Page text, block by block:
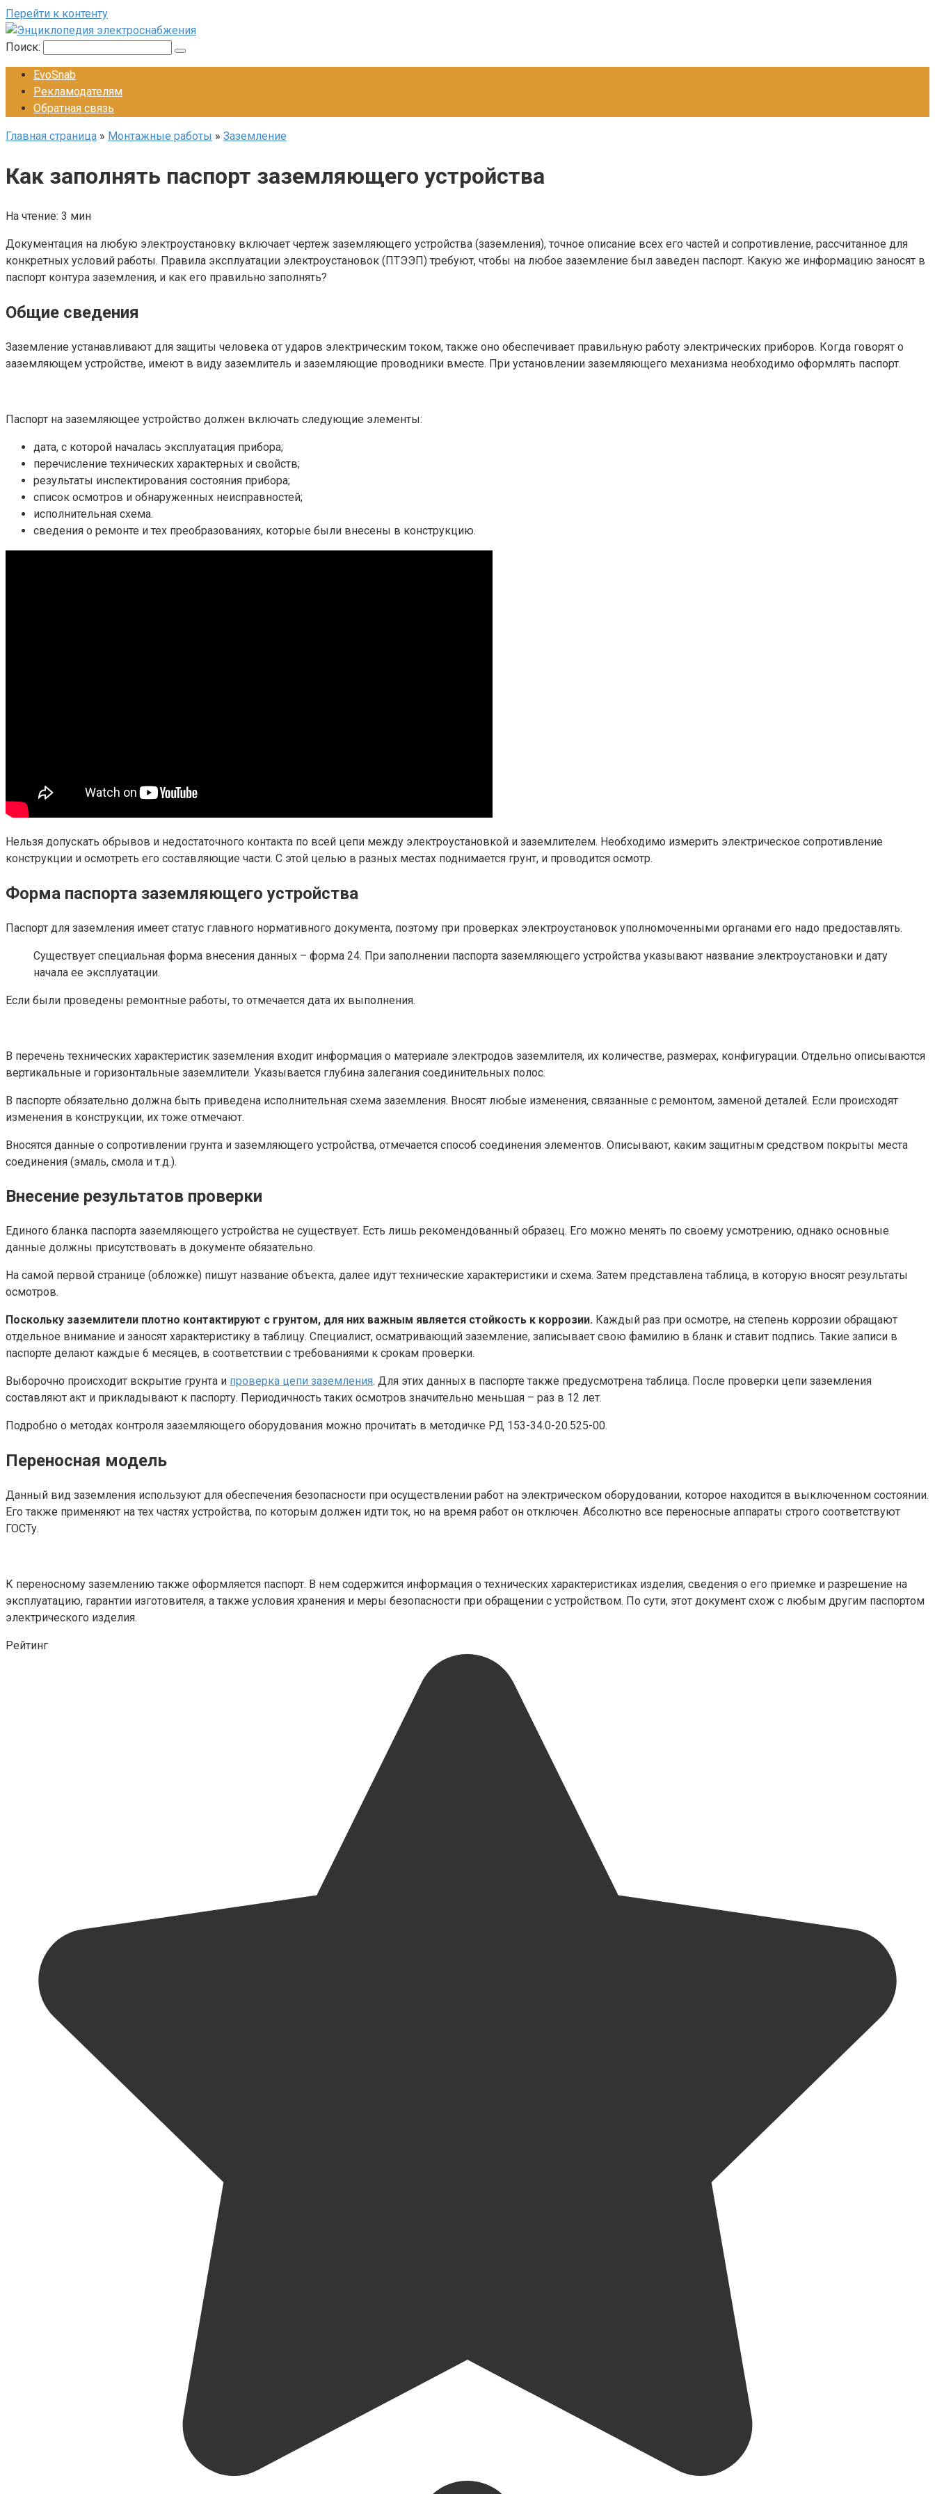
Перейти к контенту
Поиск:
EvoSnab
Рекламодателям
Обратная связь
Главная страница » Монтажные работы » Заземление
Как заполнять паспорт заземляющего устройства
На чтение: 3 мин
Документация на любую электроустановку включает чертеж заземляющего устройства (заземления), точное описание всех его частей и сопротивление, рассчитанное для
конкретных условий работы. Правила эксплуатации электроустановок (ПТЭЭП) требуют, чтобы на любое заземление был заведен паспорт. Какую же информацию заносят в
паспорт контура заземления, и как его правильно заполнять?
Общие сведения
Заземление устанавливают для защиты человека от ударов электрическим током, также оно обеспечивает правильную работу электрических приборов. Когда говорят о
заземляющем устройстве, имеют в виду заземлитель и заземляющие проводники вместе. При установлении заземляющего механизма необходимо оформлять паспорт.
Паспорт на заземляющее устройство должен включать следующие элементы:
дата, с которой началась эксплуатация прибора;
перечисление технических характерных и свойств;
результаты инспектирования состояния прибора;
список осмотров и обнаруженных неисправностей;
исполнительная схема.
сведения о ремонте и тех преобразованиях, которые были внесены в конструкцию.
Нельзя допускать обрывов и недостаточного контакта по всей цепи между электроустановкой и заземлителем. Необходимо измерить электрическое сопротивление
конструкции и осмотреть его составляющие части. С этой целью в разных местах поднимается грунт, и проводится осмотр.
Форма паспорта заземляющего устройства
Паспорт для заземления имеет статус главного нормативного документа, поэтому при проверках электроустановок уполномоченными органами его надо предоставлять.
Существует специальная форма внесения данных – форма 24. При заполнении паспорта заземляющего устройства указывают название электроустановки и дату
начала ее эксплуатации.
Если были проведены ремонтные работы, то отмечается дата их выполнения.
В перечень технических характеристик заземления входит информация о материале электродов заземлителя, их количестве, размерах, конфигурации. Отдельно описываются
вертикальные и горизонтальные заземлители. Указывается глубина залегания соединительных полос.
В паспорте обязательно должна быть приведена исполнительная схема заземления. Вносят любые изменения, связанные с ремонтом, заменой деталей. Если происходят
изменения в конструкции, их тоже отмечают.
Вносятся данные о сопротивлении грунта и заземляющего устройства, отмечается способ соединения элементов. Описывают, каким защитным средством покрыты места
соединения (эмаль, смола и т.д.).
Внесение результатов проверки
Единого бланка паспорта заземляющего устройства не существует. Есть лишь рекомендованный образец. Его можно менять по своему усмотрению, однако основные
данные должны присутствовать в документе обязательно.
На самой первой странице (обложке) пишут название объекта, далее идут технические характеристики и схема. Затем представлена таблица, в которую вносят результаты
осмотров.
Поскольку заземлители плотно контактируют с грунтом, для них важным является стойкость к коррозии. Каждый раз при осмотре, на степень коррозии обращают
отдельное внимание и заносят характеристику в таблицу. Специалист, осматривающий заземление, записывает свою фамилию в бланк и ставит подпись. Такие записи в
паспорте делают каждые 6 месяцев, в соответствии с требованиями к срокам проверки.
Выборочно происходит вскрытие грунта и проверка цепи заземления. Для этих данных в паспорте также предусмотрена таблица. После проверки цепи заземления
составляют акт и прикладывают к паспорту. Периодичность таких осмотров значительно меньшая – раз в 12 лет.
Подробно о методах контроля заземляющего оборудования можно прочитать в методичке РД 153-34.0-20.525-00.
Переносная модель
Данный вид заземления используют для обеспечения безопасности при осуществлении работ на электрическом оборудовании, которое находится в выключенном состоянии.
Его также применяют на тех частях устройства, по которым должен идти ток, но на время работ он отключен. Абсолютно все переносные аппараты строго соответствуют
ГОСТу.
К переносному заземлению также оформляется паспорт. В нем содержится информация о технических характеристиках изделия, сведения о его приемке и разрешение на
эксплуатацию, гарантии изготовителя, а также условия хранения и меры безопасности при обращении с устройством. По сути, этот документ схож с любым другим паспортом
электрического изделия.
Рейтинг